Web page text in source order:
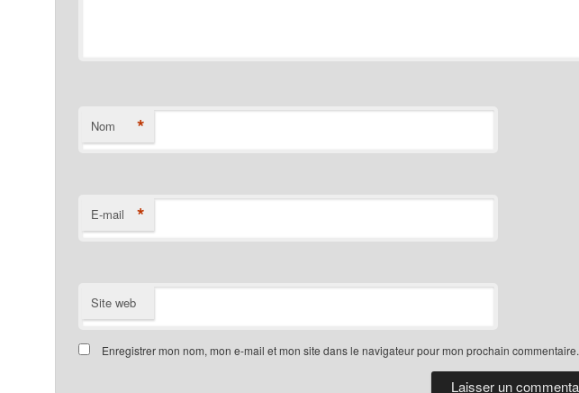
Nom *
E-mail *
Site web
Enregistrer mon nom, mon e-mail et mon site dans le navigateur pour mon prochain commentaire.